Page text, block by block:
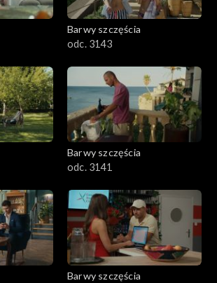
Barwy szczęścia
odc. 3143
Barwy szczęścia
odc. 3141
Barwy szczęścia